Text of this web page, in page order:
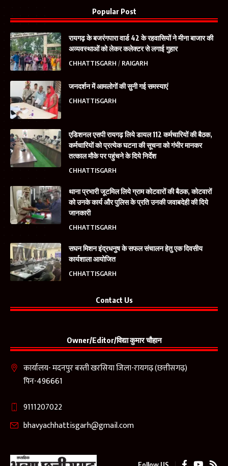
Popular Post
रायगढ़ के बजरंगपारा वार्ड 42 के रहवासियों ने मीना बाजार की
अव्यवस्थाओं को लेकर कलेक्टर से लगाई गुहार
CHHATTISGARH RAIGARH
जनदर्शन में आमलोगों की सुनी गई समस्याएं
CHHATTISGARH
एडिशनल एसपी रायगढ़ लिये डायल 112 कर्मचारियों की बैठक,
कर्मचारियों को प्रत्येक घटना की सूचना को गंभीर मानकर
तत्काल मौके पर पहुंचने के दिये निर्देश
CHHATTISGARH
थाना प्रभारी जूटमिल लिये ग्राम कोटवारों की बैठक, कोटवारों
को उनके कार्य और पुलिस के प्रति उनकी जवाबदेही की दिये
जानकारी
CHHATTISGARH
सघन मिशन इंद्रधनुष के सफल संचालन हेतु एक दिवसीय
कार्यशाला आयोजित
CHHATTISGARH
Contact Us
Owner/Editor/विद्या कुमार चौहान
कार्यालय- मदनपुर बस्ती खरसिया जिला-रायगढ़ (छत्तीसगढ़)
पिन-496661
9111207022
bhavyachhattisgarh@gmail.com